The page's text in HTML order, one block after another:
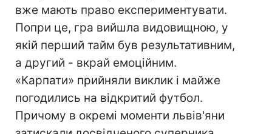
вже мають право експериментувати.
Попри це, гра вийшла видовищною, у
якій перший тайм був результативним,
а другий - вкрай емоційним.
«Карпати» прийняли виклик і майже
погодились на відкритий футбол.
Причому в окремі моменти львів'яни